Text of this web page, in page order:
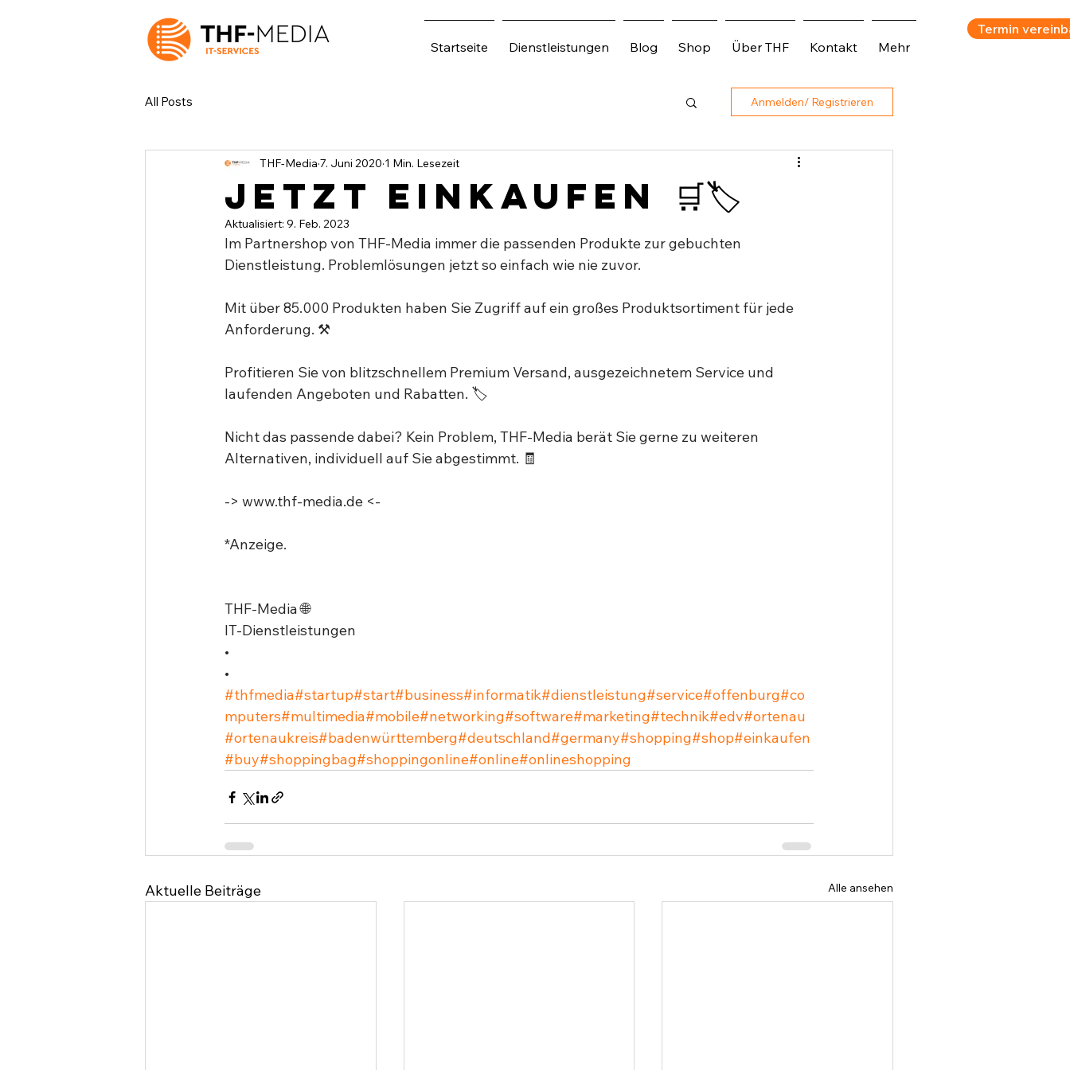
Startseite Dienstleistungen Blog Shop Über THF Kontakt Mehr
Termin
All Posts Anmelden/ Registrieren
Jetzt einkaufen 🛒🏷
THF-Media 7. Juni 2020 1 Min. Lesezeit
Aktualisiert: 9. Feb. 2023
Im Partnershop von THF-Media immer die passenden Produkte zur gebuchten
Dienstleistung. Problemlösungen jetzt so einfach wie nie zuvor. ⁣
Mit über 85.000 Produkten haben Sie Zugriff auf ein großes Produktsortiment für jede
Anforderung. ⚒ ⁣
Profitieren Sie von blitzschnellem Premium Versand, ausgezeichnetem Service und
laufenden Angeboten und Rabatten. 🏷 ⁣
Nicht das passende dabei? Kein Problem, THF-Media berät Sie gerne zu weiteren
Alternativen, individuell auf Sie abgestimmt. 🧾 ⁣
-> www.thf-media.de <-⁣
*Anzeige. ⁣
THF-Media 🌐⁣
IT-Dienstleistungen⁣
•⁣
•⁣
#thfmedia#startup#start#business#informatik#dienstleistung#service#offenburg#co
mputers#multimedia#mobile#networking#software#marketing#technik#edv#ortenau
#ortenaukreis#badenwürttemberg#deutschland#germany#shopping#shop#einkaufen
#buy#shoppingbag#shoppingonline#online#onlineshopping
Aktuelle Beiträge Alle ansehen